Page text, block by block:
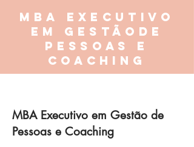
Mba executivo
em gestãode
pessoas e
coaching
MBA Executivo em Gestão de
Pessoas e Coaching